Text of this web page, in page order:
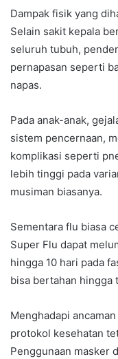
Dampak fisik yang
Selain sakit kepala
seluruh tubuh,
pernapasan seperti
napas.
Pada anak-anak,
sistem pencernaan,
komplikasi seperti
lebih tinggi pada
musiman biasanya.
Sementara flu biasa
Super Flu dapat
hingga 10 hari pada
bisa bertahan hingga
Menghadapi
protokol kesehatan
Penggunaan masker